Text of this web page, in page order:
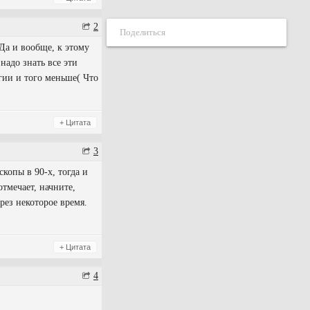
2
и вообще, к этому
знать все эти
и того меньше( Что
+ Цитата
3
в 90-х, тогда и
начните,
некоторое время.
+ Цитата
4
Поделиться